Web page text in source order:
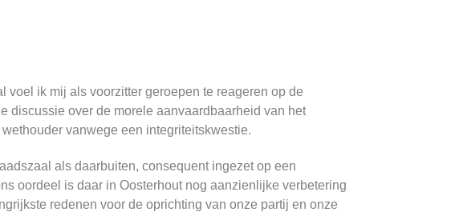
voel ik mij als voorzitter geroepen te reageren op de
discussie over de morele aanvaardbaarheid van het
vanwege een integriteitskwestie.
als daarbuiten, consequent ingezet op een
oordeel is daar in Oosterhout nog aanzienlijke verbetering
redenen voor de oprichting van onze partij en onze